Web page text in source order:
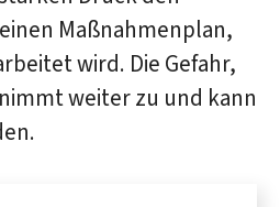
Maßnahmenplan,
wird. Die Gefahr,
weiter zu und kann